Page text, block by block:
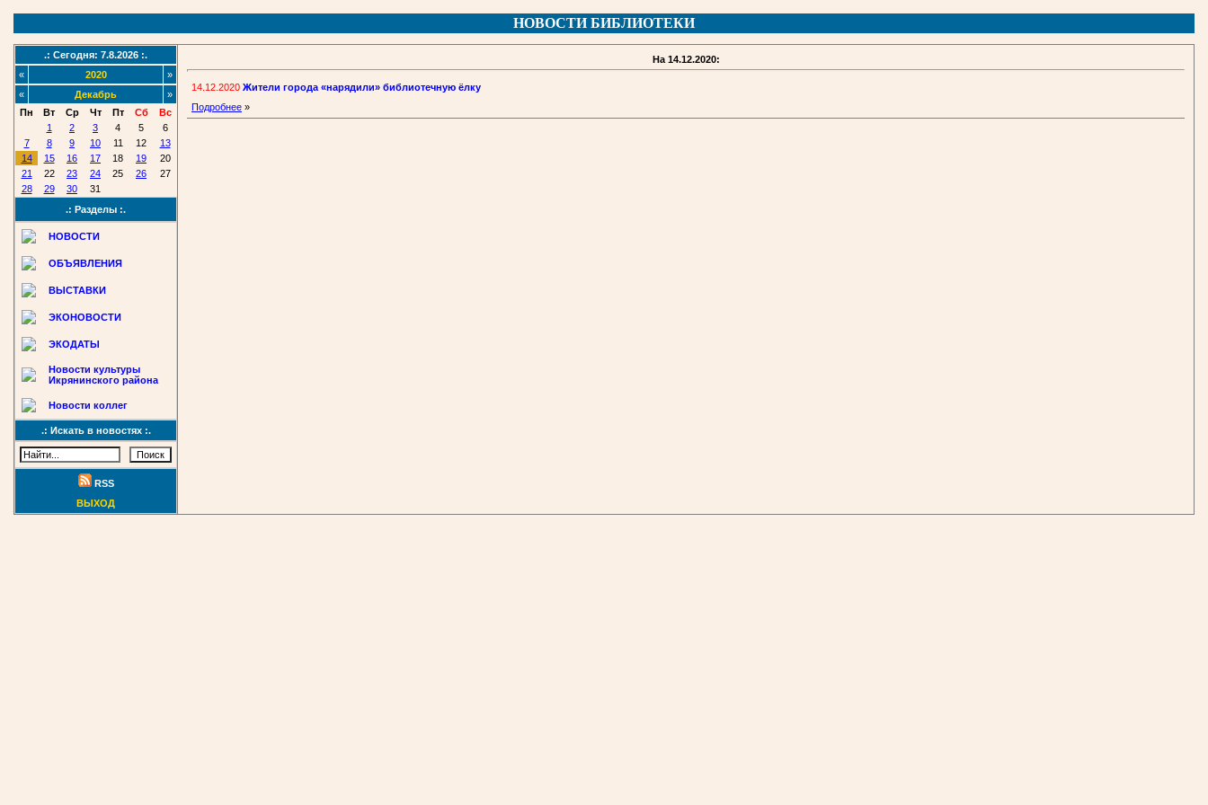
НОВОСТИ БИБЛИОТЕКИ
.: Сегодня: 7.8.2026 :.
«
2020
»
«
Декабрь
»
Пн
Вт Ср Чт Пт Сб
Вс
1
2 3 4 5
6
7
8 9 10 11 12
13
14
15 16 17 18 19
20
21
22 23 24 25 26
27
28
29 30
31
.: Разделы :.
НОВОСТИ
ОБЪЯВЛЕНИЯ
ВЫСТАВКИ
ЭКОНОВОСТИ
ЭКОДАТЫ
Новости культуры
Икрянинского района
Новости коллег
.: Искать в новостях :.
RSS
ВЫХОД
На 14.12.2020:
14.12.2020 Жители города «нарядили» библиотечную ёлку
Подробнее »